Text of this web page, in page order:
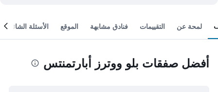
لمحة عن التقييمات فنادق مشابهة الموقع الأسئلة الشائعة
أفضل صفقات بلو ووترز أبارتمنتس